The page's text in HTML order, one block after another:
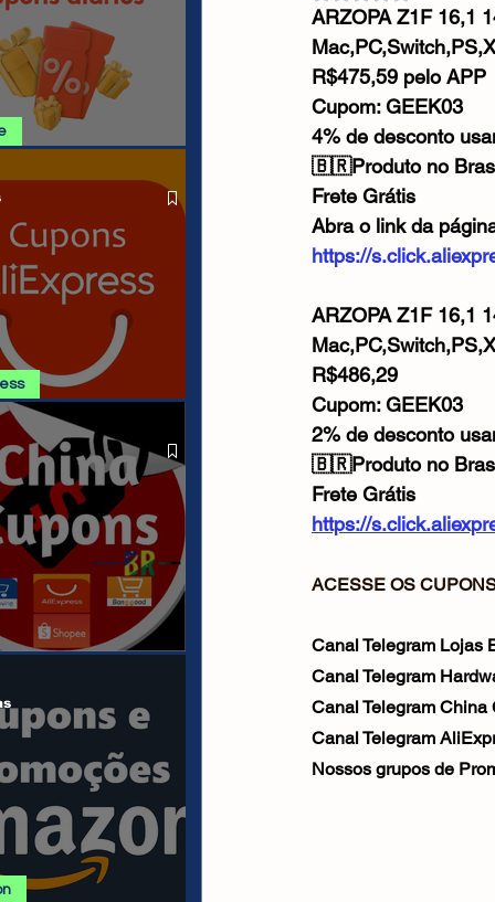
ARZOPA Z1F 16,1
R$475,59 pelo APP
Cupom: GEEK03
4% de desconto
🇧🇷Produto no
Frete Grátis
Abra o link da
https://
ARZOPA Z1F 16,1
R$486,29
Cupom: GEEK03
2% de desconto
🇧🇷Produto no
Frete Grátis
https://
ACESSE OS
Canal Telegram Lojas
Canal Telegram
Canal Telegram China
Canal Telegram
Nossos grupos de